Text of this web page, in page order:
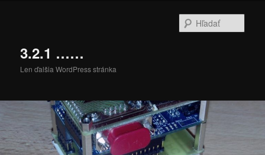
3.2.1 ……
Len ďalšia WordPress stránka